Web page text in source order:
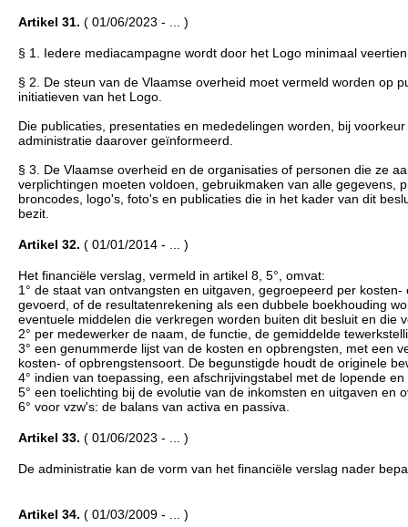
Artikel 31. ( 01/06/2023 - ... )
§ 1. Iedere mediacampagne wordt door het Logo minimaal
§ 2. De steun van de Vlaamse overheid moet vermeld worden op
initiatieven van het Logo.
Die publicaties, presentaties en mededelingen worden, bij
administratie daarover geïnformeerd.
§ 3. De Vlaamse overheid en de organisaties of personen die ze
verplichtingen moeten voldoen, gebruikmaken van alle gegevens,
broncodes, logo's, foto's en publicaties die in het kader van dit
bezit.
Artikel 32. ( 01/01/2014 - ... )
Het financiële verslag, vermeld in artikel 8, 5°, omvat:
1° de staat van ontvangsten en uitgaven, gegroepeerd per
gevoerd, of de resultatenrekening als een dubbele boekhouding
eventuele middelen die verkregen worden buiten dit besluit en die
2° per medewerker de naam, de functie, de gemiddelde
3° een genummerde lijst van de kosten en opbrengsten, met een
kosten- of opbrengstensoort. De begunstigde houdt de originele
4° indien van toepassing, een afschrijvingstabel met de lopende
5° een toelichting bij de evolutie van de inkomsten en uitgaven en
6° voor vzw's: de balans van activa en passiva.
Artikel 33. ( 01/06/2023 - ... )
De administratie kan de vorm van het financiële verslag nader
Artikel 34. ( 01/03/2009 - ... )